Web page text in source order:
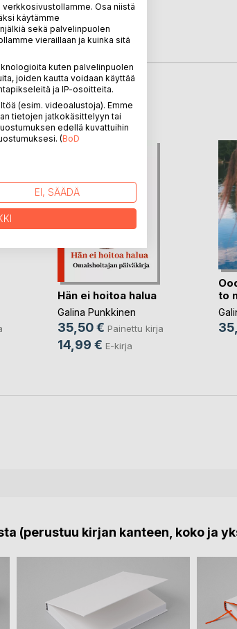
BoD:LLA
Hän ei hoitoa halua
Galina Punkkinen
35,50 € Painettu kirja
14,99 € E-kirja
to
(perustuu kirjan kanteen, koko ja
Osa niistä
käytämme
sekä palvelinpuolen
vieraillaan ja kuinka sitä
kuten palvelinpuolen
joiden kautta voidaan käyttää
ja IP-osoitteita.
(esim. videoalustoja). Emme
tietojen jatkokäsittelyyn tai
edellä kuvattuihin
(BoD
EI, SÄÄDÄ